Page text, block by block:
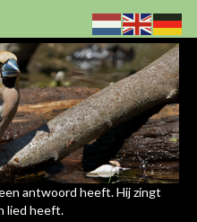
antwoord heeft. Hij zingt
lied heeft.